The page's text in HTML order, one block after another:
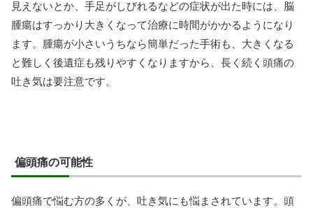
見えないとか、手足がしびれるなどの症状が出た時には、脳
腫瘍はすっかり大きくなって治療に時間がかかるようになり
ます。腫瘍が小さいうちなら簡単だった手術も、大きくなる
と難しく後遺症も残りやすくなりますから、長く続く頭痛の
吐き気は要注意です。
偏頭痛の可能性
偏頭痛で悩む方の多くが、吐き気にも悩まされています。頭